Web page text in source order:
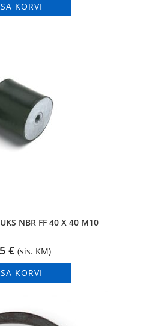
KORVI
NBR FF 40 X 40 M10
€ (sis. KM)
KORVI